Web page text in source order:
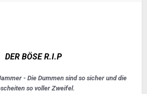
DER BÖSE R.I.P
- Die Dummen sind so sicher und die
so voller Zweifel.